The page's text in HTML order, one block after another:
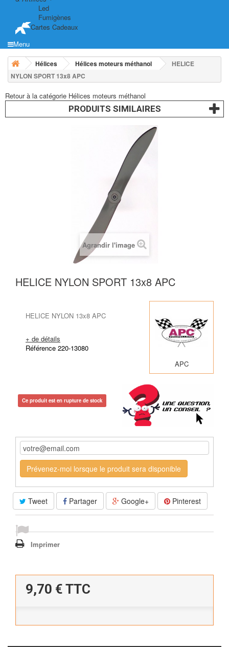
Led
Fumigènes
Cartes Cadeaux
Menu
Hélices Hélices moteurs méthanol
HELICE
NYLON SPORT 13x8 APC
Retour à la catégorie Hélices moteurs méthanol
PRODUITS SIMILAIRES
Agrandir l'image
HELICE NYLON SPORT 13x8 APC
HELICE NYLON 13x8 APC
+ de détails
Référence 220-13080
APC
Ce produit est en rupture de stock
Prévenez-moi lorsque le produit sera disponible
Tweet Partager Google+ Pinterest
Imprimer
9,70 € TTC